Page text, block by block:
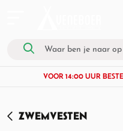
VOOR 14:00 UUR
ZWEMVESTEN